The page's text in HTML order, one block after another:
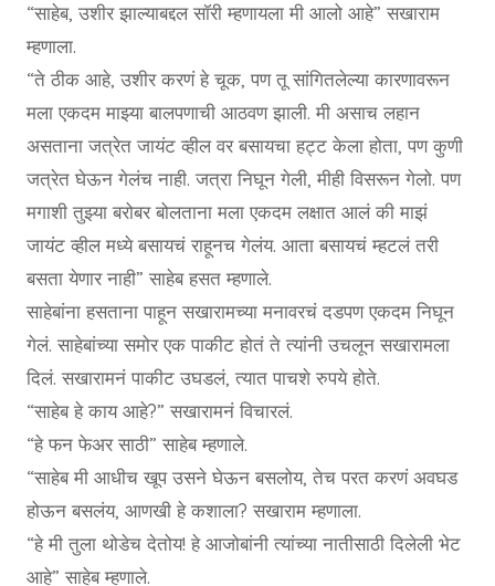
“साहेब, उशीर झाल्याबद्दल सॉरी म्हणायला मी आलो आहे” सखाराम
म्हणाला.
“ते ठीक आहे, उशीर करणं हे चूक, पण तू सांगितलेल्या कारणावरून
मला एकदम माझ्या बालपणाची आठवण झाली. मी असाच लहान
असताना जत्रेत जायंट व्हील वर बसायचा हट्ट केला होता, पण कुणी
जत्रेत घेऊन गेलंच नाही. जत्रा निघून गेली, मीही विसरून गेलो. पण
मगाशी तुझ्या बरोबर बोलताना मला एकदम लक्षात आलं की माझं
जायंट व्हील मध्ये बसायचं राहूनच गेलंय. आता बसायचं म्हटलं तरी
बसता येणार नाही” साहेब हसत म्हणाले.
साहेबांना हसताना पाहून सखारामच्या मनावरचं दडपण एकदम निघून
गेलं. साहेबांच्या समोर एक पाकीट होतं ते त्यांनी उचलून सखारामला
दिलं. सखारामनं पाकीट उघडलं, त्यात पाचशे रुपये होते.
“साहेब हे काय आहे?” सखारामनं विचारलं.
“हे फन फेअर साठी” साहेब म्हणाले.
“साहेब मी आधीच खूप उसने घेऊन बसलोय, तेच परत करणं अवघड
होऊन बसलंय, आणखी हे कशाला? सखाराम म्हणाला.
“हे मी तुला थोडेच देतोय! हे आजोबांनी त्यांच्या नातीसाठी दिलेली भेट
आहे” साहेब म्हणाले.